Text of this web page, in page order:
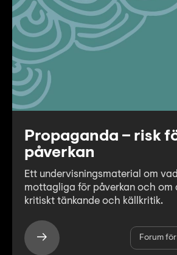
Propaganda – risk
påverkan
Ett undervisningsmaterial om
mottagliga för påverkan och om
kritiskt tänkande och källkritik.
Forum